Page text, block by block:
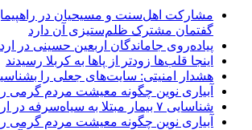
مشارکت اهل‌سنت و مسیحیان در
گفتمان مشترک ظلم‌ستیزی آن دارد
پیاده‌روی جاماندگان اربعین حسینی در
اینجا قلب‌ها زودتر از پاها به کربلا رسیدند
هشدار امنیتی: سایت‌های جعلی را
آبیاری نوین چگونه معیشت مردم گرمی
شناسایی ۷ بیمار مبتلا به سیاه‌سرفه در اردبیل
آبیاری نوین چگونه معیشت مردم گرمی